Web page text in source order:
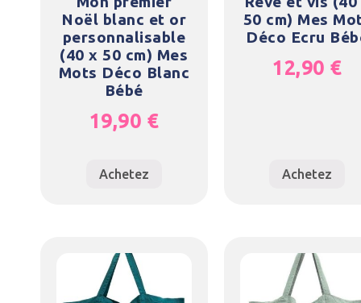
Noël blanc et or
personnalisable
(40 x 50 cm) Mes
Mots Déco Blanc
Bébé
19,90 €
Achetez
50 cm) Mes
Déco Ecru
12,90 €
Achetez